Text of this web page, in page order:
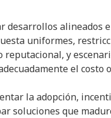
desarrollos alineados
uniformes,
reputacional, y
el costo
la adopción,
soluciones que